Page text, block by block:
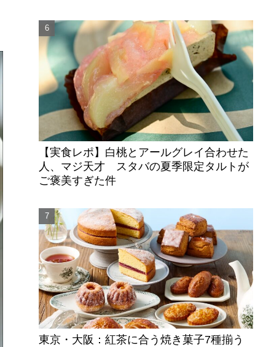
【実食レポ】白桃とアールグレイ合わせた
人、マジ天才 スタバの夏季限定タルトが
ご褒美すぎた件
東京・大阪：紅茶に合う焼き菓子7種揃う